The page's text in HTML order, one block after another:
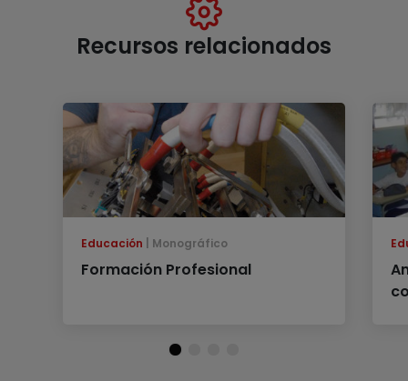
Recursos relacionados
Educación Monográfico
Formación Profesional